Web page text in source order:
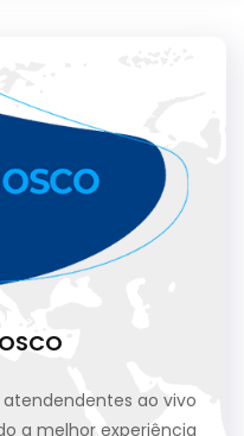
ao vivo
a melhor experiência